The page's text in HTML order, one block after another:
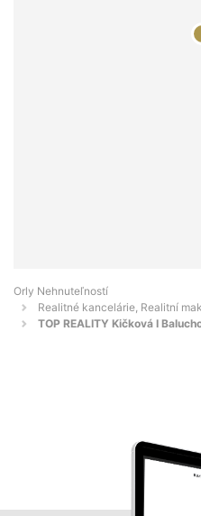
Orly Nehnuteľností
Realitné kancelárie, Realitní
TOP REALITY Kičková I